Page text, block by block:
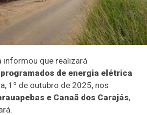
informou que realizará
de energia elétrica
1º de outubro de 2025, nos
e Canaã dos Carajás,